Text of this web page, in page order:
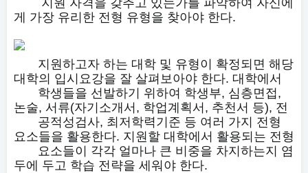
지원 자격을 갖추고 있는가를 파악하여 자신에
게 가장 유리한 전형 유형을 찾아야 한다.
지원하고자 하는 대학 및 유형이 확정되면 해당
대학의 입시요강을 잘 살펴보아야 한다. 대학에서
학생들을 선발하기 위하여 학생부, 심층면접,
논술, 서류(자기소개서, 학업계획서, 추천서 등), 전
공적성검사, 최저학력기준 등 여러 가지 전형
요소들을 활용한다. 지원할 대학에서 활용되는 전형
요소들이 각각 얼마나 큰 비중을 차지하는지 염
두에 두고 학습 전략을 세워야 한다.